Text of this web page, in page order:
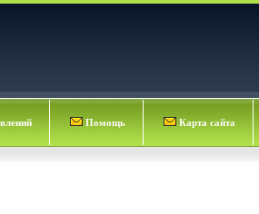
Помощь Карта сайта